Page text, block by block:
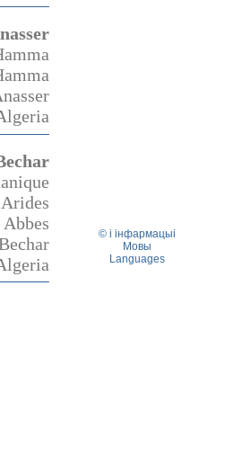
© і інфармацыі
Мовы
Languages